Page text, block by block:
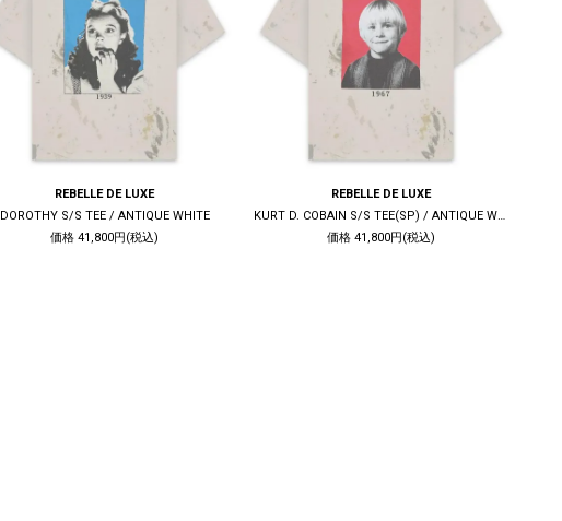
REBELLE DE LUXE
DOROTHY S/S TEE / ANTIQUE WHITE
価格 41,800円(税込)
REBELLE DE LUXE
KURT D. COBAIN S/S TEE(SP) / ANTIQUE WHITE
価格 41,800円(税込)